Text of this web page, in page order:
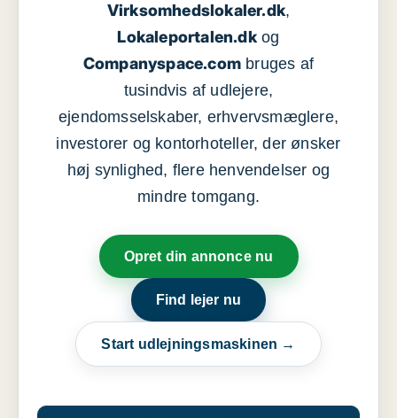
Virksomhedslokaler.dk,
Lokaleportalen.dkog
Companyspace.com bruges af
tusindvis af udlejere,
ejendomsselskaber, erhvervsmæglere,
investorer og kontorhoteller, der ønsker
høj synlighed, flere henvendelser og
mindre tomgang.
Opret din annonce nu
Find lejer nu
Start udlejningsmaskinen →